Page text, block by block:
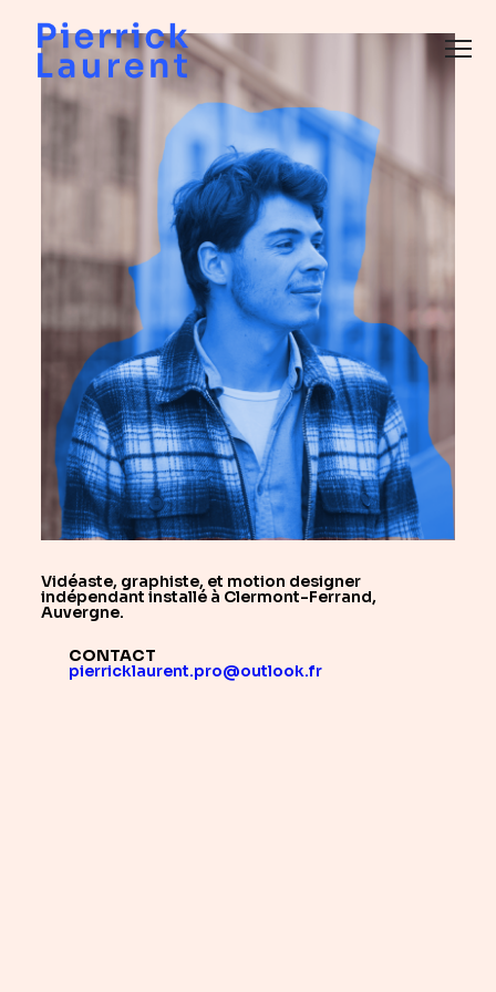
Vidéaste, graphiste, et motion designer
indépendant installé à Clermont-Ferrand,
Auvergne.
CONTACT
pierricklaurent.pro@outlook.fr